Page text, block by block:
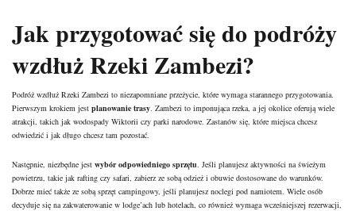
Jak przygotować się do podróży
wzdłuż Rzeki Zambezi?
Podróż wzdłuż Rzeki Zambezi to niezapomniane przeżycie, które wymaga starannego przygotowania.
Pierwszym krokiem jest planowanie trasy . Zambezi to imponująca rzeka, a jej okolice oferują wiele
atrakcji, takich jak wodospady Wiktorii czy parki narodowe. Zastanów się, które miejsca chcesz
odwiedzić i jak długo chcesz tam pozostać.
Następnie, niezbędne jest wybór odpowiedniego sprzętu . Jeśli planujesz aktywności na świeżym
powietrzu, takie jak rafting czy safari, zabierz ze sobą odzież i obuwie dostosowane do warunków.
Dobrze mieć także ze sobą sprzęt campingowy, jeśli planujesz noclegi pod namiotem. Wiele osób
decyduje się na zakwaterowanie w lodge’ach lub hotelach, co również wymaga wcześniejszej rezerwacji,